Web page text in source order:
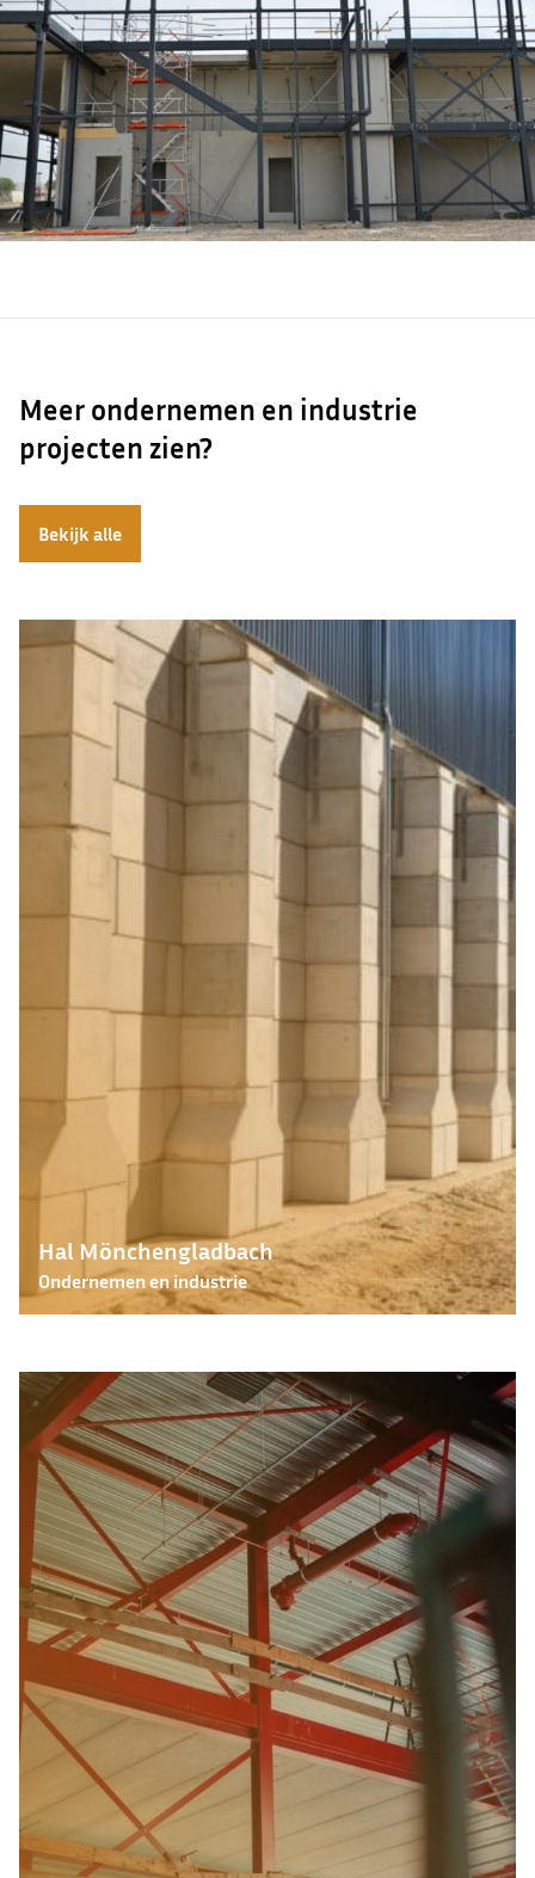
Meer ondernemen en industrie
projecten zien?
Bekijk alle
Hal Mönchengladbach
Ondernemen en industrie